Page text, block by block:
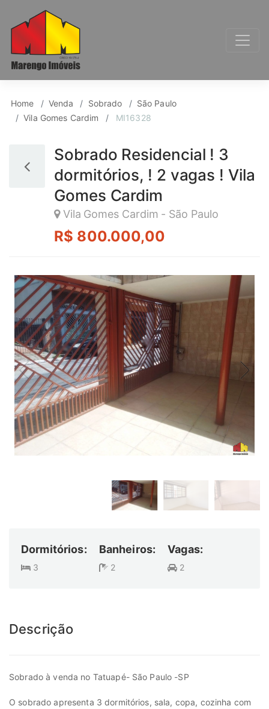
Sobrado para
Home Venda Sobrado
São Paulo
Vila Gomes Cardim
MI16328
Sobrado Residencial ! 3
dormitórios, ! 2 vagas ! Vila
Gomes Cardim
Vila Gomes Cardim - São Paulo
R$ 800.000,00
Dormitórios:
3
Banheiros:
2
Vagas:
2
Descrição
Sobrado à venda no Tatuapé- São Paulo -SP
O sobrado apresenta 3 dormitórios, sala, copa, cozinha com